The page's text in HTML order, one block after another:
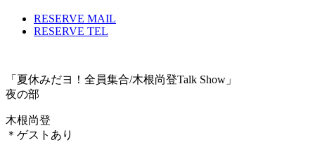
RESERVE MAIL
RESERVE TEL
「夏休みだヨ！全員集合/木根尚登Talk Show」
夜の部
木根尚登
＊ゲストあり